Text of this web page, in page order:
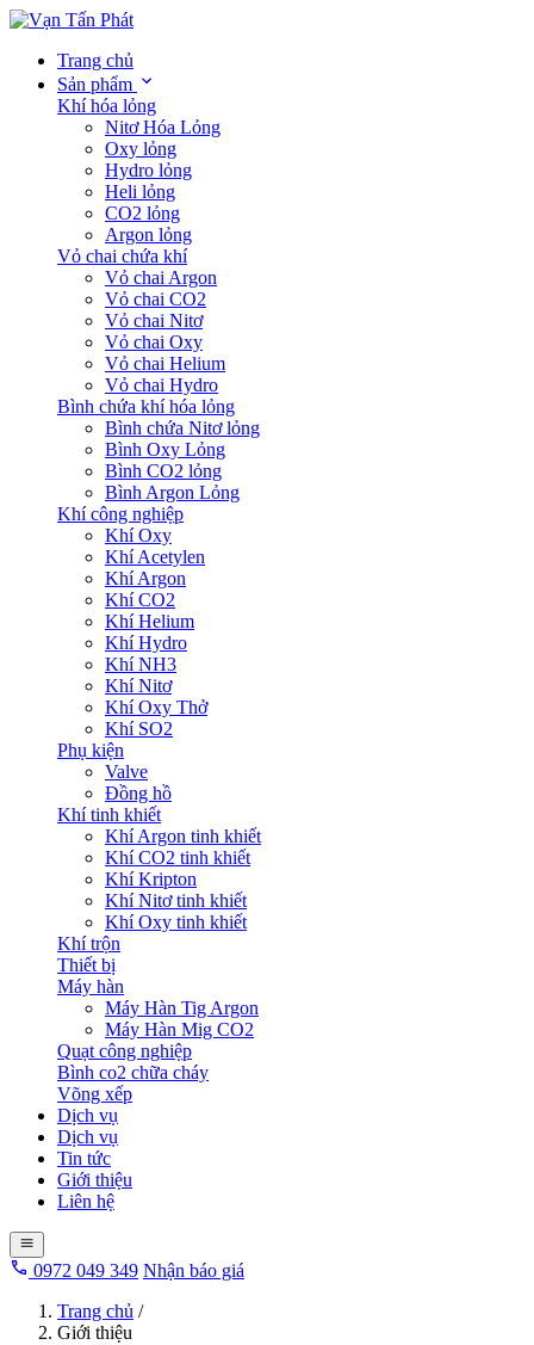
Trang chủ
Sản phẩm
Khí hóa lỏng
Nitơ Hóa Lỏng
Oxy lỏng
Hydro lỏng
Heli lỏng
CO2 lỏng
Argon lỏng
Vỏ chai chứa khí
Vỏ chai Argon
Vỏ chai CO2
Vỏ chai Nitơ
Vỏ chai Oxy
Vỏ chai Helium
Vỏ chai Hydro
Bình chứa khí hóa lỏng
Bình chứa Nitơ lỏng
Bình Oxy Lỏng
Bình CO2 lỏng
Bình Argon Lỏng
Khí công nghiệp
Khí Oxy
Khí Acetylen
Khí Argon
Khí CO2
Khí Helium
Khí Hydro
Khí NH3
Khí Nitơ
Khí Oxy Thở
Khí SO2
Phụ kiện
Valve
Đồng hồ
Khí tinh khiết
Khí Argon tinh khiết
Khí CO2 tinh khiết
Khí Kripton
Khí Nitơ tinh khiết
Khí Oxy tinh khiết
Khí trộn
Thiết bị
Máy hàn
Máy Hàn Tig Argon
Máy Hàn Mig CO2
Quạt công nghiệp
Bình co2 chữa cháy
Võng xếp
Dịch vụ
Dịch vụ
Tin tức
Giới thiệu
Liên hệ
0972 049 349 Nhận báo giá
Trang chủ /
Giới thiệu